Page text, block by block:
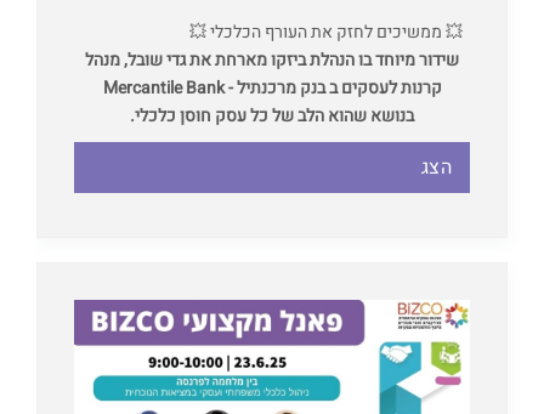
💥 ממשיכים לחזק את העורף הכלכלי 💥
שידור מיוחד בו הנהלת ביזקו מארחת את גדי שובל, מנהל
קרנות לעסקים ב בנק מרכנתיל - Mercantile Bank
בנושא שהוא הלב של כל עסק חוסן כלכלי.
הצג